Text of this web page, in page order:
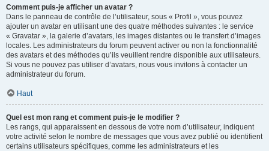
Comment puis-je afficher un avatar ?
Dans le panneau de contrôle de l’utilisateur, sous « Profil », vous pouvez
ajouter un avatar en utilisant une des quatre méthodes suivantes : le service
« Gravatar », la galerie d’avatars, les images distantes ou le transfert d’images
locales. Les administrateurs du forum peuvent activer ou non la fonctionnalité
des avatars et des méthodes qu’ils veuillent rendre disponible aux utilisateurs.
Si vous ne pouvez pas utiliser d’avatars, nous vous invitons à contacter un
administrateur du forum.
Haut
Quel est mon rang et comment puis-je le modifier ?
Les rangs, qui apparaissent en dessous de votre nom d’utilisateur, indiquent
votre activité selon le nombre de messages que vous avez publié ou identifient
certains utilisateurs spécifiques, comme les administrateurs et les